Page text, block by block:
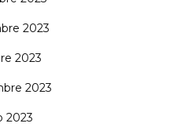
2023
2023
2023
2023